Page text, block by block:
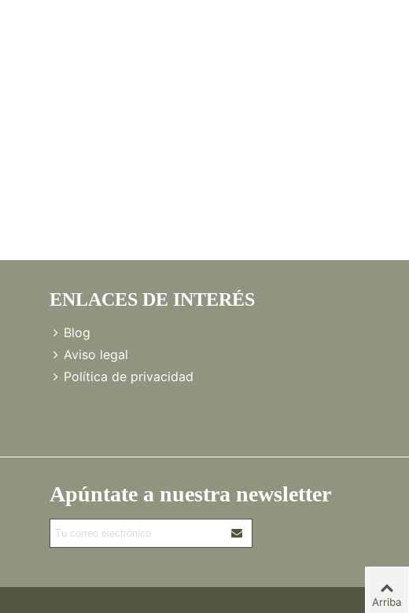
ENLACES DE INTERÉS
Blog
Aviso legal
Política de privacidad
Apúntate a nuestra newsletter
Arriba